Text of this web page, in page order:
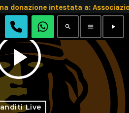
intestata a:
search menu play_arrow
play_arrow
Live